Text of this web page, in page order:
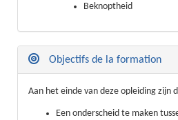
Beknoptheid
Objectifs de la formation
Aan het einde van deze opleiding zijn
Een onderscheid te maken